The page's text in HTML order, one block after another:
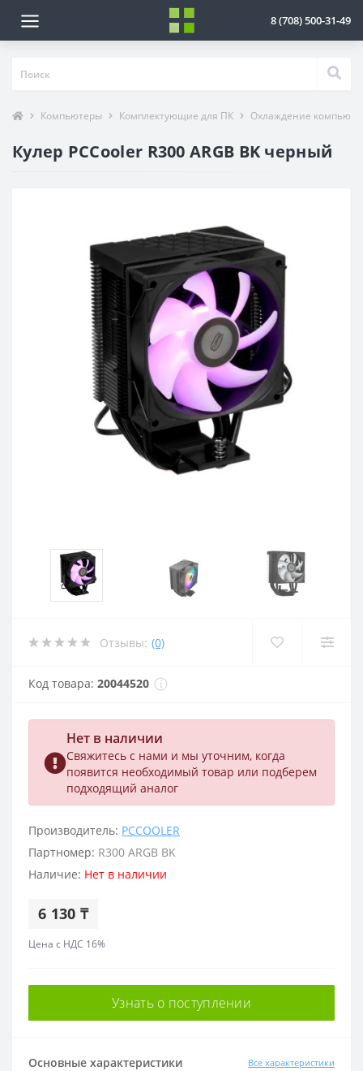
8 (708) 500-31-49
Компьютеры Комплектующие для ПК Охлаждение
Кулер PCCooler R300 ARGB BK черный
Отзывы: (0)
Код товара: 20044520
Нет в наличии
Свяжитесь с нами и мы уточним, когда
появится необходимый товар или подберем
подходящий аналог
Производитель: PCCOOLER
Партномер: R300 ARGB BK
Наличие: Нет в наличии
6 130 ₸
Цена с НДС 16%
Узнать о поступлении
Основные характеристики Все характеристики